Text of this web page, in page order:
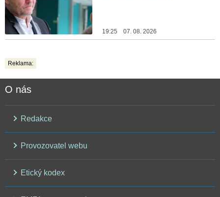
19:25 07. 08. 2026
Reklama:
O nás
Redakce
Provozovatel webu
Etický kodex